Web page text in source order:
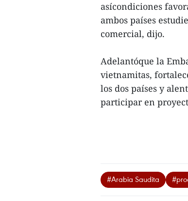
asícondiciones
ambos países
comercial, dijo.
Adelantóque la
vietnamitas,
los dos países y
participar en
#Arabia Saudita